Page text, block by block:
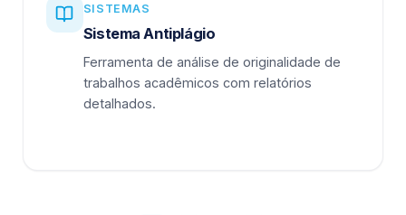
SISTEMAS
Sistema Antiplágio
Ferramenta de análise de originalidade de
trabalhos acadêmicos com relatórios
detalhados.